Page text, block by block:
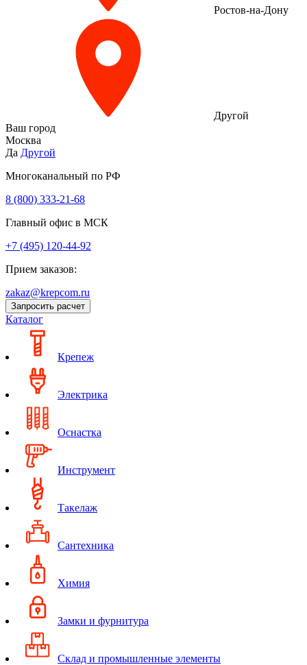
Ростов-на-Дону
Другой
Ваш город
Москва
Да Другой
Многоканальный по РФ
8 (800) 333‑21-68
Главный офис в МСК
+7 (495) 120-44-92
Прием заказов:
zakaz@krepcom.ru
Запросить расчет
Каталог
Крепеж
Электрика
Оснастка
Инструмент
Такелаж
Сантехника
Химия
Замки и фурнитура
Склад и промышленные элементы